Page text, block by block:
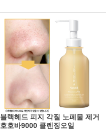
블랙헤드 피지 각질 노폐물 제거
호호바9000 클렌징오일